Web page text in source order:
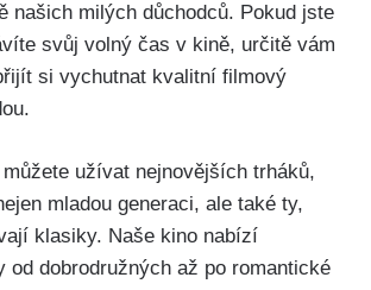
našich milých důchodců. Pokud jste
svůj volný čas v kině, určitě vám
si vychutnat kvalitní filmový
užívat nejnovějších trháků,
mladou generaci, ale také ty,
klasiky. Naše kino nabízí
od dobrodružných až po romantické